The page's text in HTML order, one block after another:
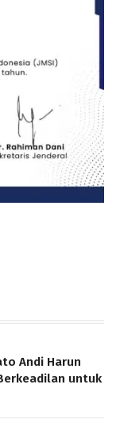
Andi Harun
untuk